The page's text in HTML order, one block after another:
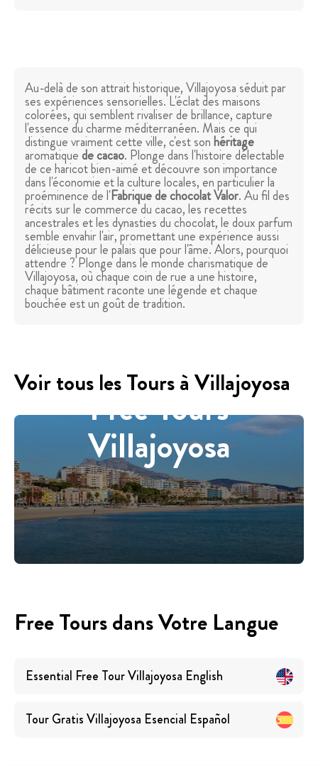
Au-delà de son attrait historique, Villajoyosa séduit par
ses expériences sensorielles. L'éclat des maisons
colorées, qui semblent rivaliser de brillance, capture
l'essence du charme méditerranéen. Mais ce qui
distingue vraiment cette ville, c'est sonhéritage
aromatiquede cacao. Plonge dans l'histoire délectable
de ce haricot bien-aimé et découvre son importance
dans l'économie et la culture locales, en particulier la
proéminence de l'Fabrique de chocolat Valor. Au fil des
récits sur le commerce du cacao, les recettes
ancestrales et les dynasties du chocolat, le doux parfum
semble envahir l'air, promettant une expérience aussi
délicieuse pour le palais que pour l'âme. Alors, pourquoi
attendre ? Plonge dans le monde charismatique de
Villajoyosa, où chaque coin de rue a une histoire,
chaque bâtiment raconte une légende et chaque
bouchée est un goût de tradition.
Voir tous les Tours à Villajoyosa
Free Tours
Villajoyosa
Free Tours dans Votre Langue
Essential Free Tour Villajoyosa English
Tour Gratis Villajoyosa Esencial Español